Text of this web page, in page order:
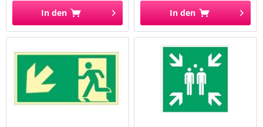
In den In den